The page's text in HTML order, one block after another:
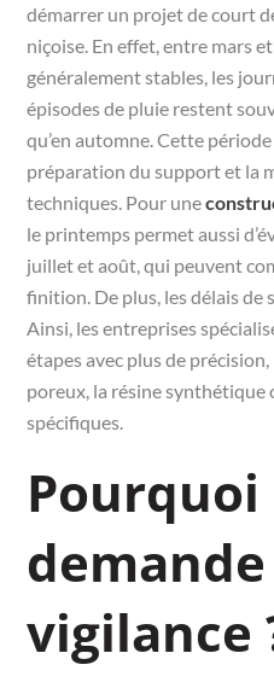
démarrer un projet de court
niçoise. En effet, entre mars
généralement stables, les
épisodes de pluie restent
qu’en automne. Cette
préparation du support et la
techniques. Pour une
le printemps permet aussi
juillet et août, qui peuvent
finition. De plus, les délais de
Ainsi, les entreprises
étapes avec plus de
poreux, la résine
spécifiques.
Pourquoi
vigilance